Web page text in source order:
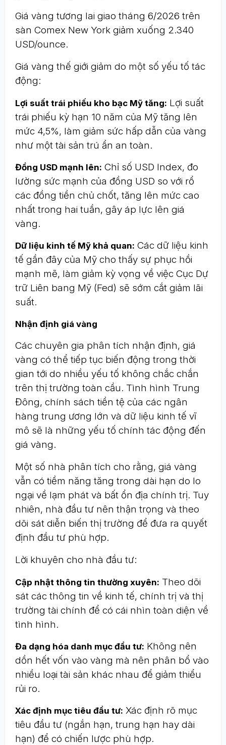
Giá vàng tương lai giao tháng 6/2026 trên
sàn Comex New York giảm xuống 2.340
USD/ounce.
Giá vàng thế giới giảm do một số yếu tố tác
động:
Lợi suất trái phiếu kho bạc Mỹ tăng: Lợi suất
trái phiếu kỳ hạn 10 năm của Mỹ tăng lên
mức 4,5%, làm giảm sức hấp dẫn của vàng
như một tài sản trú ẩn an toàn.
Đồng USD mạnh lên: Chỉ số USD Index, đo
lường sức mạnh của đồng USD so với rổ
các đồng tiền chủ chốt, tăng lên mức cao
nhất trong hai tuần, gây áp lực lên giá
vàng.
Dữ liệu kinh tế Mỹ khả quan: Các dữ liệu kinh
tế gần đây của Mỹ cho thấy sự phục hồi
mạnh mẽ, làm giảm kỳ vọng về việc Cục Dự
trữ Liên bang Mỹ (Fed) sẽ sớm cắt giảm lãi
suất.
Nhận định giá vàng
Các chuyên gia phân tích nhận định, giá
vàng có thể tiếp tục biến động trong thời
gian tới do nhiều yếu tố không chắc chắn
trên thị trường toàn cầu. Tình hình Trung
Đông, chính sách tiền tệ của các ngân
hàng trung ương lớn và dữ liệu kinh tế vĩ
mô sẽ là những yếu tố chính tác động đến
giá vàng.
Một số nhà phân tích cho rằng, giá vàng
vẫn có tiềm năng tăng trong dài hạn do lo
ngại về lạm phát và bất ổn địa chính trị. Tuy
nhiên, nhà đầu tư nên thận trọng và theo
dõi sát diễn biến thị trường để đưa ra quyết
định đầu tư phù hợp.
Lời khuyên cho nhà đầu tư:
Cập nhật thông tin thường xuyên: Theo dõi
sát các thông tin về kinh tế, chính trị và thị
trường tài chính để có cái nhìn toàn diện về
tình hình.
Đa dạng hóa danh mục đầu tư: Không nên
dồn hết vốn vào vàng mà nên phân bổ vào
nhiều loại tài sản khác nhau để giảm thiểu
rủi ro.
Xác định mục tiêu đầu tư: Xác định rõ mục
tiêu đầu tư (ngắn hạn, trung hạn hay dài
hạn) để có chiến lược phù hợp.